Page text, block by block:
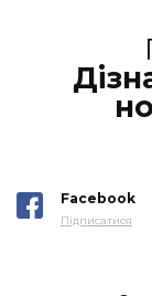
Facebook
Підписатися